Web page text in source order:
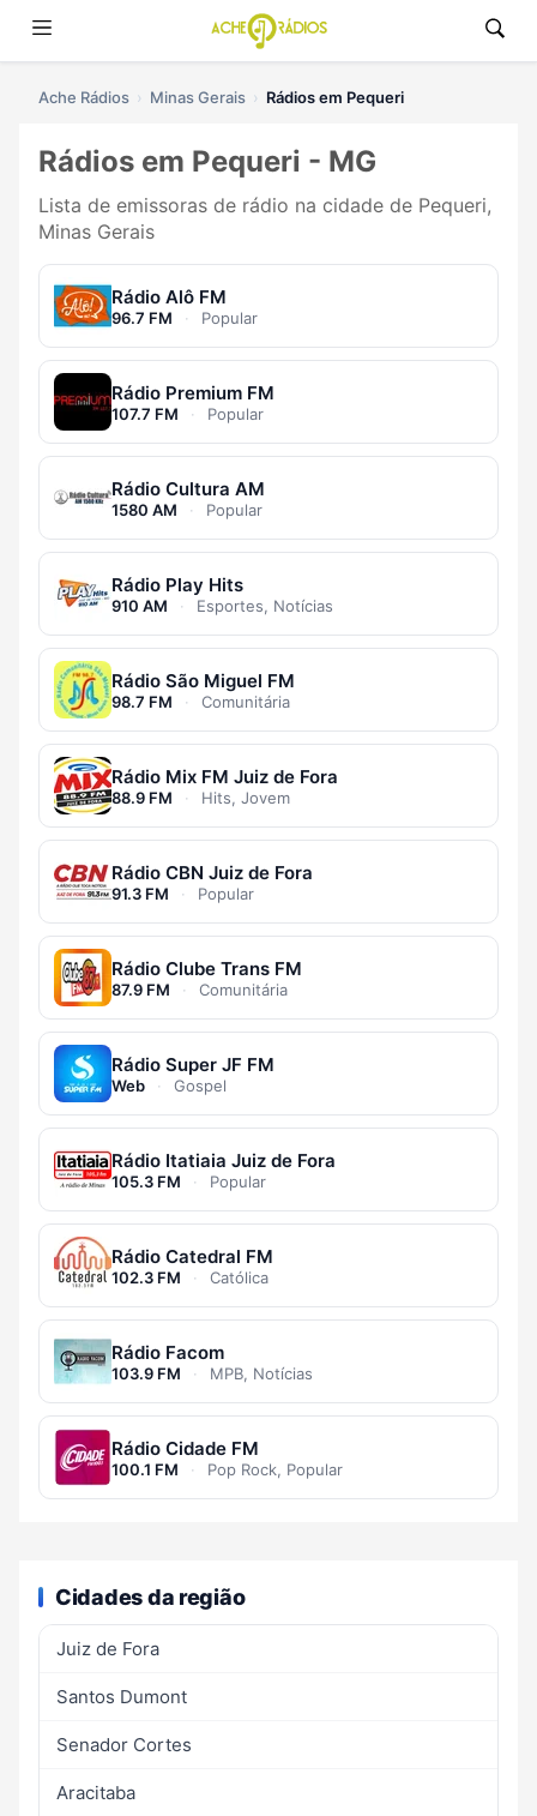
Ache Rádios Minas Gerais Rádios em Pequeri
Rádios em Pequeri - MG
Lista de emissoras de rádio na cidade de Pequeri,
Minas Gerais
Rádio Alô FM
96.7 FM · Popular
Rádio Premium FM
107.7 FM · Popular
Rádio Cultura AM
1580 AM · Popular
Rádio Play Hits
910 AM · Esportes, Notícias
Rádio São Miguel FM
98.7 FM · Comunitária
Rádio Mix FM Juiz de Fora
88.9 FM · Hits, Jovem
Rádio CBN Juiz de Fora
91.3 FM · Popular
Rádio Clube Trans FM
87.9 FM · Comunitária
Rádio Super JF FM
Web · Gospel
Rádio Itatiaia Juiz de Fora
105.3 FM · Popular
Rádio Catedral FM
102.3 FM · Católica
Rádio Facom
103.9 FM · MPB, Notícias
Rádio Cidade FM
100.1 FM · Pop Rock, Popular
Cidades da região
Juiz de Fora
Santos Dumont
Senador Cortes
Aracitaba